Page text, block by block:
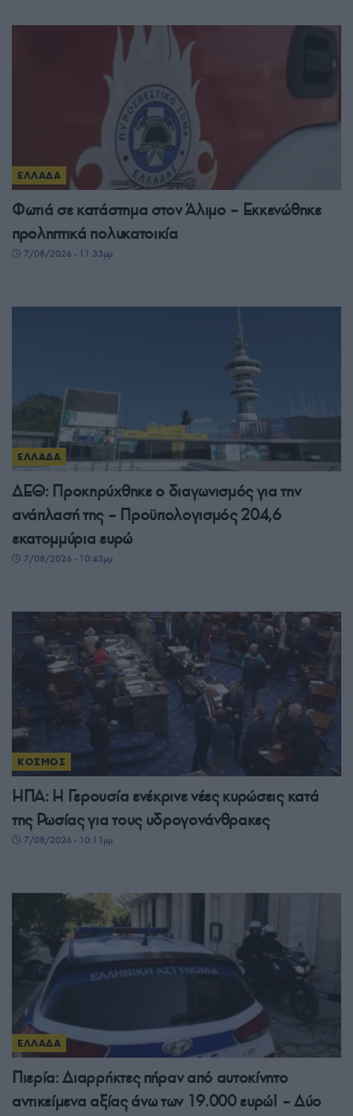
ΕΛΛΑΔΑ
Φωτιά σε κατάστημα στον Άλιμο – Εκκενώθηκε
προληπτικά πολυκατοικία
7/08/2026 - 11:33μμ
ΕΛΛΑΔΑ
ΔΕΘ: Προκηρύχθηκε ο διαγωνισμός για την
ανάπλασή της – Προϋπολογισμός 204,6
εκατομμύρια ευρώ
7/08/2026 - 10:43μμ
ΚΟΣΜΟΣ
ΗΠΑ: Η Γερουσία ενέκρινε νέες κυρώσεις κατά
της Ρωσίας για τους υδρογονάνθρακες
7/08/2026 - 10:11μμ
ΕΛΛΑΔΑ
Πιερία: Διαρρήκτες πήραν από αυτοκίνητο
αντικείμενα αξίας άνω των 19.000 ευρώ! – Δύο